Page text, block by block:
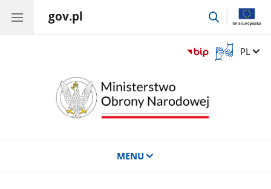
gov.pl
przejdź
Otwórz
okno
Zmień
PL
MENU